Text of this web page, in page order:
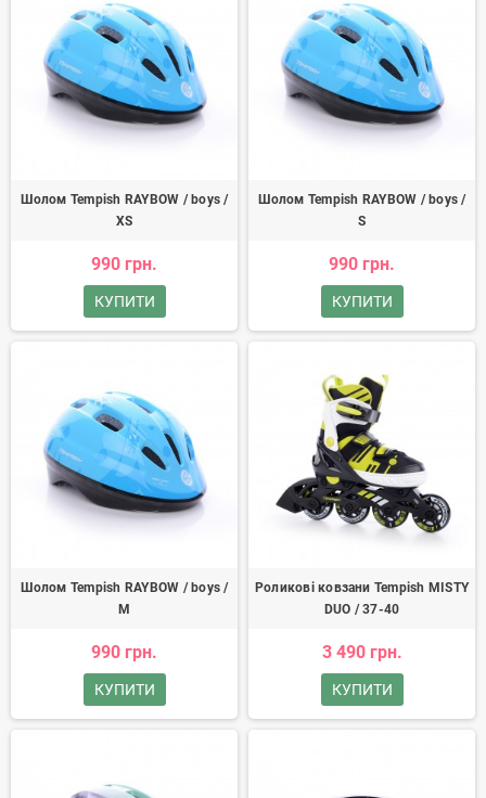
Шолом Tempish RAYBOW / boys /
XS
990 грн.
КУПИТИ
Шолом Tempish RAYBOW / boys /
S
990 грн.
КУПИТИ
Шолом Tempish RAYBOW / boys /
M
990 грн.
КУПИТИ
Роликові ковзани Tempish MISTY
DUO / 37-40
3 490 грн.
КУПИТИ